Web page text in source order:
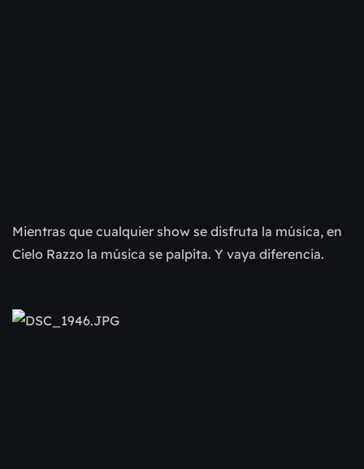
Mientras que cualquier show se disfruta la música, en
Cielo Razzo la música se palpita. Y vaya diferencia.